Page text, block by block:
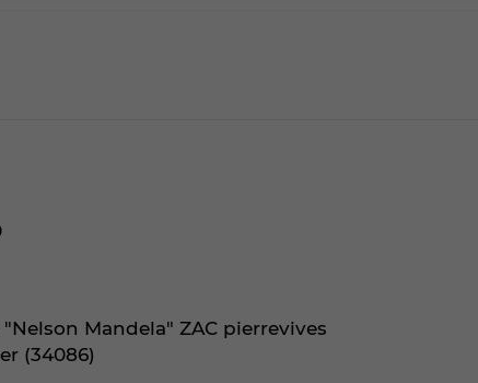
Mandela" ZAC pierrevives
(34086)